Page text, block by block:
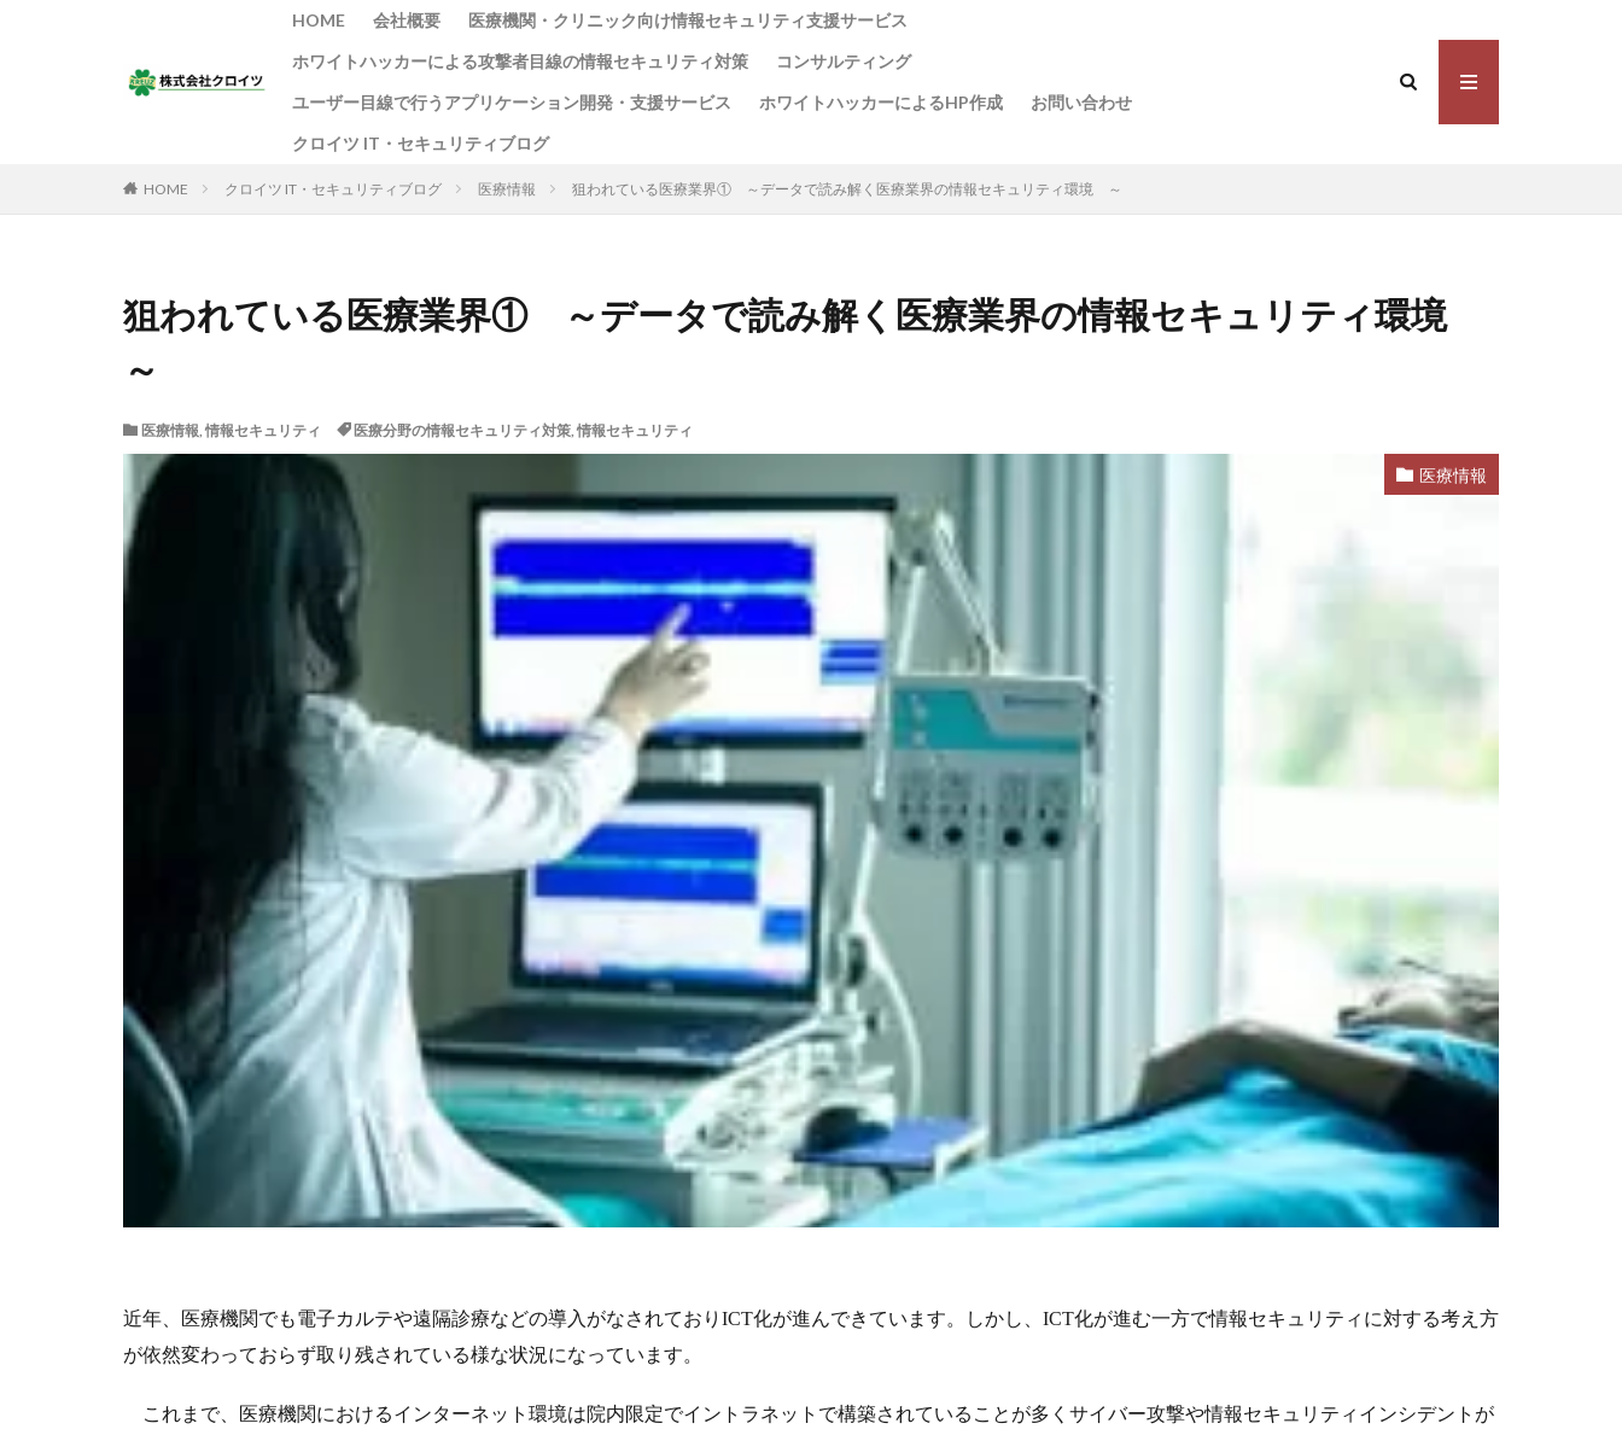
HOME 会社概要
医療機関・クリニック向け情報セキュリティ支援サービス
ホワイトハッカーによる攻撃者目線の情報セキュリティ対策
コンサルティング
ユーザー目線で行うアプリケーション開発・支援サービス
ホワイトハッカーによるHP作成
お問い合わせ
クロイツ IT・セキュリティブログ
HOME クロイツ IT・セキュリティブログ 医療情報 狙われている医療業界① ～データで読み解く医療業界の情報セキュリティ環境 ～
狙われている医療業界① ～データで読み解く医療業界の情報セキュリティ環境
～
医療情報, 情報セキュリティ 医療分野の情報セキュリティ対策, 情報セキュリティ
医療情報
近年、医療機関でも電子カルテや遠隔診療などの導入がなされており ICT化が進んできています。しかし、 ICT化が進む一方で情報セキュリティに対する考え方
が依然変わっておらず取り残されている様な状況になっています。
これまで、医療機関におけるインターネット環境は院内限定でイントラネットで構築されていることが多くサイバー攻撃や情報セキュリティインシデントが